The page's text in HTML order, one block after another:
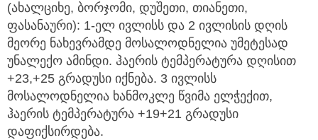
(ახალციხე, ბორჯომი, დუშეთი, თიანეთი,
ფასანაური): 1-ელ ივლისს და 2 ივლისის დღის
მეორე ნახევრამდე მოსალოდნელია უმეტესად
უნალექო ამინდი. ჰაერის ტემპერატურა დღისით
+23,+25 გრადუსი იქნება. 3 ივლისს
მოსალოდნელია ხანმოკლე წვიმა ელჭექით,
ჰაერის ტემპერატურა +19+21 გრადუსი
დაფიქსირდება.